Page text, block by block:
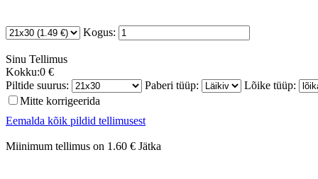
Kogus:
Sinu Tellimus
Kokku:0 €
Piltide suurus:
Paberi tüüp:
Lõike tüüp:
Mitte korrigeerida
Eemalda kõik pildid tellimusest
Miinimum tellimus on 1.60 € Jätka